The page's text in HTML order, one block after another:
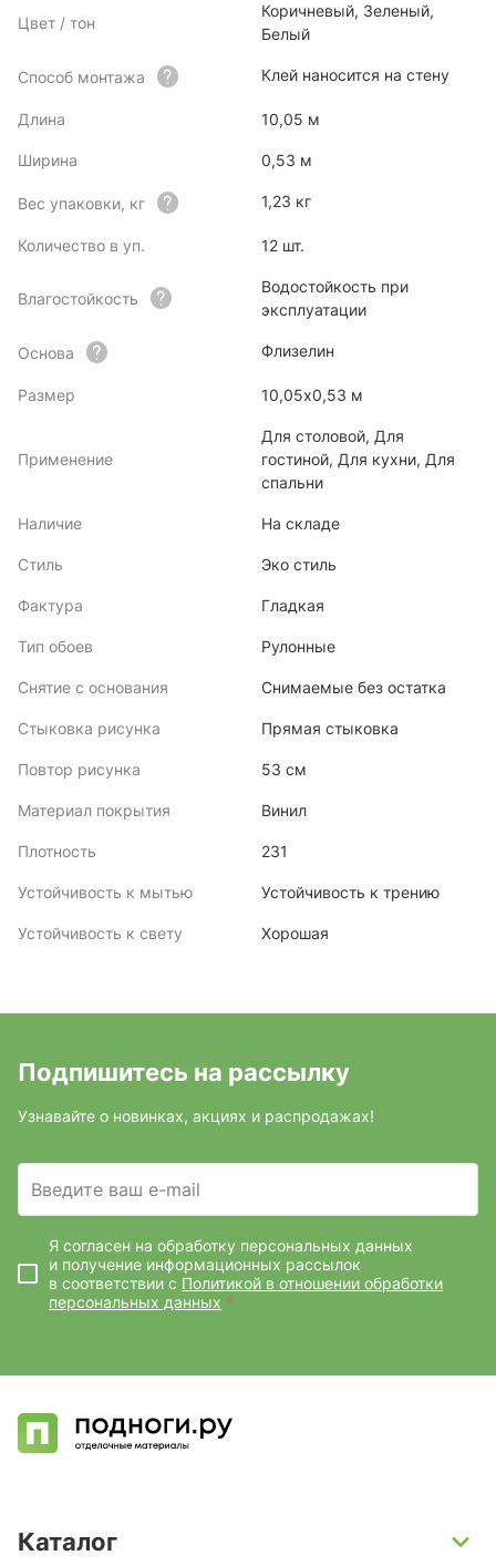
Цвет / тон
Коричневый, Зеленый,
Белый
Способ монтажа Клей наносится на стену
Длина 10,05 м
Ширина 0,53 м
Вес упаковки, кг 1,23 кг
Количество в уп. 12 шт.
Влагостойкость
Водостойкость при
эксплуатации
Основа Флизелин
Размер 10,05х0,53 м
Применение
Для столовой, Для
гостиной, Для кухни, Для
спальни
Наличие На складе
Стиль Эко стиль
Фактура Гладкая
Тип обоев Рулонные
Снятие с основания Снимаемые без остатка
Стыковка рисунка Прямая стыковка
Повтор рисунка 53 см
Материал покрытия Винил
Плотность 231
Устойчивость к мытью Устойчивость к трению
Устойчивость к свету Хорошая
Подпишитесь на рассылку
Узнавайте о новинках, акциях и распродажах!
Введите ваш e-mail
Я согласен на обработку персональных данных
и получение информационных рассылок
в соответствии с Политикой в отношении обработки
персональных данных *
Каталог